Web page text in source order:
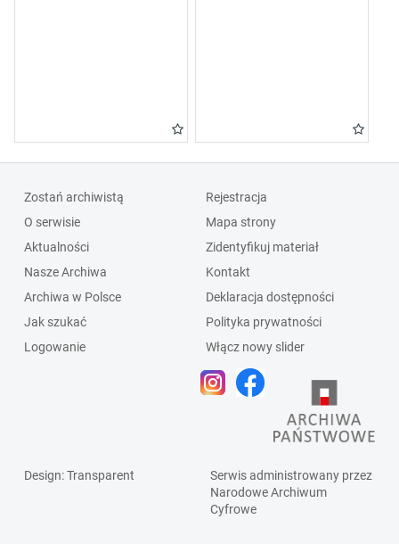
Zostań archiwistą
O serwisie
Aktualności
Nasze Archiwa
Archiwa w Polsce
Jak szukać
Logowanie
Rejestracja
Mapa strony
Zidentyfikuj materiał
Kontakt
Deklaracja dostępności
Polityka prywatności
Włącz nowy slider
Design: Transparent
Serwis administrowany przez
Narodowe Archiwum
Cyfrowe